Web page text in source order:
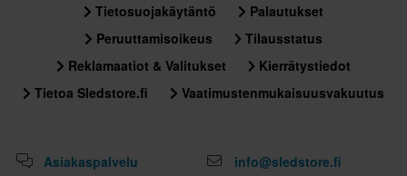
M
330 x 390 x 275 mm
XL
340 x 395 x 275 mm
XS
Tietosuojakäytäntö
Palautukset
Peruuttamisoikeus
Tilausstatus
Reklamaatiot & Valitukset
Kierrätystiedot
Tietoa Sledstore.fi
Vaatimustenmukaisuusvakuutus
Asiakaspalvelu info@sledstore.fi